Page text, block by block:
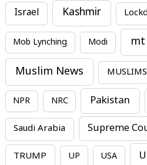
Israel Kashmir
Mob Lynching Modi mt
Muslim News MUSLIMS
NPR NRC Pakistan
Saudi Arabia Supreme
TRUMP UP USA